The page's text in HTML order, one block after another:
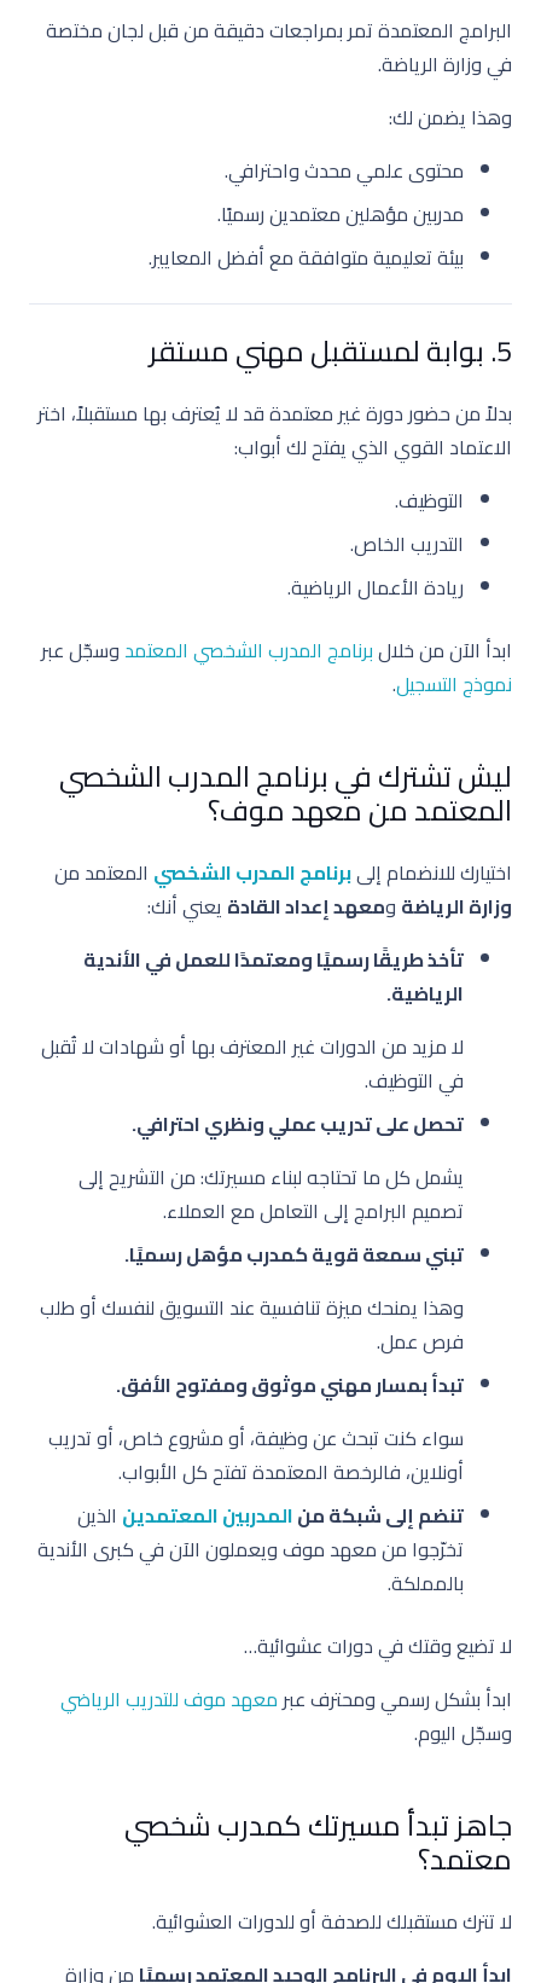
البرامج المعتمدة تمر بمراجعات دقيقة من قبل لجان مختصة
في وزارة الرياضة.
وهذا يضمن لك:
محتوى علمي محدث واحترافي.
مدربين مؤهلين معتمدين رسميًا.
بيئة تعليمية متوافقة مع أفضل المعايير.
5. بوابة لمستقبل مهني مستقر
بدلاً من حضور دورة غير معتمدة قد لا يُعترف بها مستقبلاً، اختر
الاعتماد القوي الذي يفتح لك أبواب:
التوظيف.
التدريب الخاص.
ريادة الأعمال الرياضية.
ابدأ الآن من خلالبرنامج المدرب الشخصي المعتمد وسجّل عبر
نموذج التسجيل.
ليش تشترك في برنامج المدرب الشخصي
المعتمد من معهد موف؟
اختيارك للانضمام إلىبرنامج المدرب الشخصي المعتمد من
وزارة الرياضة ومعهد إعداد القادة يعني أنك:
تأخذ طريقًا رسميًا ومعتمدًا للعمل في الأندية
الرياضية.
لا مزيد من الدورات غير المعترف بها أو شهادات لا تُقبل
في التوظيف.
تحصل على تدريب عملي ونظري احترافي.
يشمل كل ما تحتاجه لبناء مسيرتك: من التشريح إلى
تصميم البرامج إلى التعامل مع العملاء.
تبني سمعة قوية كمدرب مؤهل رسميًا.
وهذا يمنحك ميزة تنافسية عند التسويق لنفسك أو طلب
فرص عمل.
تبدأ بمسار مهني موثوق ومفتوح الأفق.
سواء كنت تبحث عن وظيفة، أو مشروع خاص، أو تدريب
أونلاين، فالرخصة المعتمدة تفتح كل الأبواب.
تنضم إلى شبكة منالمدربين المعتمدين الذين
تخرّجوا من معهد موف ويعملون الآن في كبرى الأندية
بالمملكة.
لا تضيع وقتك في دورات عشوائية…
ابدأ بشكل رسمي ومحترف عبرمعهد موف للتدريب الرياضي
وسجّل اليوم.
جاهز تبدأ مسيرتك كمدرب شخصي
معتمد؟
لا تترك مستقبلك للصدفة أو للدورات العشوائية.
ابدأ اليوم في البرنامج الوحيد المعتمد رسميًا من وزارة